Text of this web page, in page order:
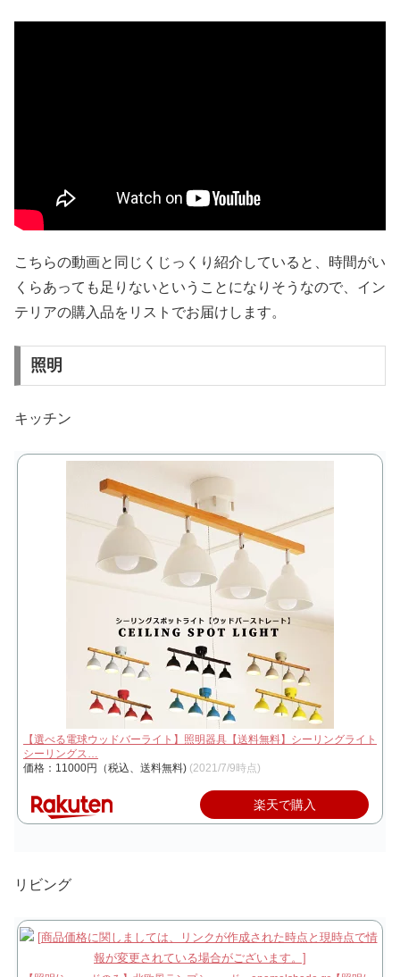
こちらの動画と同じくじっくり紹介していると、時間がい
くらあっても足りないということになりそうなので、イン
テリアの購入品をリストでお届けします。
照明
キッチン
【選べる電球ウッドバーライト】照明器具【送料無料】シーリングライト
シーリングス…
価格：11000円（税込、送料無料) (2021/7/9時点)
楽天で購入
リビング